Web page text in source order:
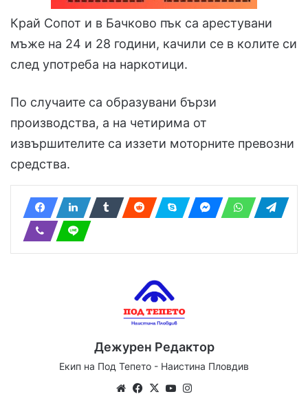
Край Сопот и в Бачково пък са арестувани
мъже на 24 и 28 години, качили се в колите си
след употреба на наркотици.
По случаите са образувани бързи
производства, а на четирима от
извършителите са иззети моторните превозни
средства.
Дежурен Редактор
Екип на Под Тепето - Наистина Пловдив
WebsiteFacebook
X YouTube